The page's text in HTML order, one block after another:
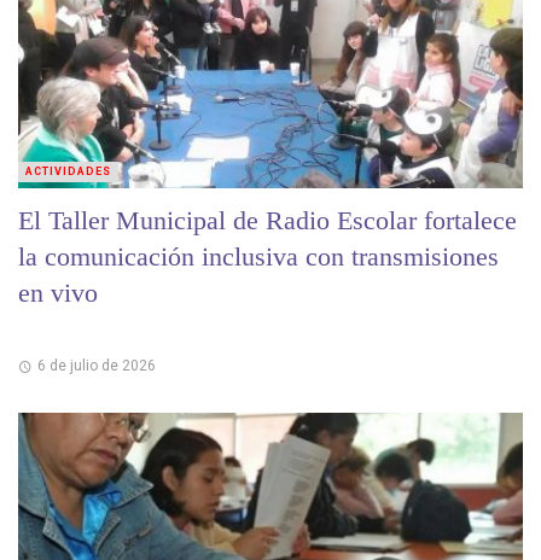
El Taller Municipal de Radio Escolar fortalece
la comunicación inclusiva con transmisiones
en vivo
6 de julio de 2026
ACTIVIDADES